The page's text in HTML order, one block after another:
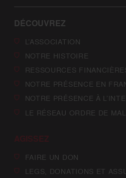
DÉCOUVREZ
L’ASSOCIATION
NOTRE HISTOIRE
RESSOURCES
NOTRE PRÉSENCE EN
NOTRE PRÉSENCE À
LE RÉSEAU ORDRE DE
AGISSEZ
FAIRE UN DON
LEGS, DONATIONS ET